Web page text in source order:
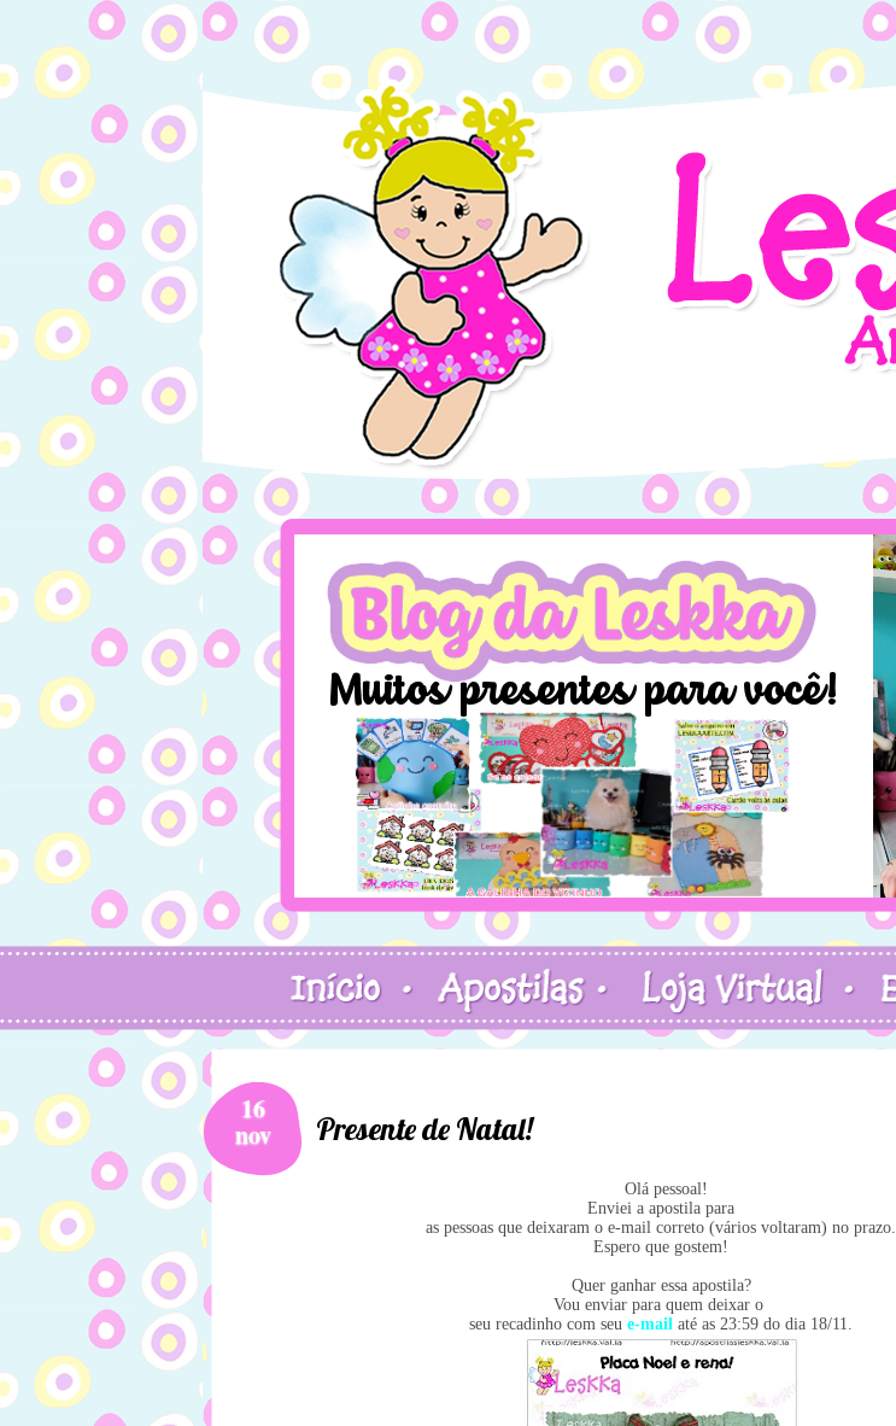
16
nov Presente de Natal!
Olá pessoal!
Enviei a apostila para
as pessoas que deixaram o e-mail correto (vários voltaram) no prazo.
Espero que gostem!
Quer ganhar essa apostila?
Vou enviar para quem deixar o
seu recadinho com seu e-mail até as 23:59 do dia 18/11.